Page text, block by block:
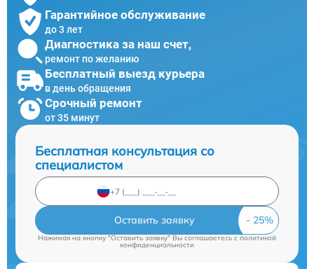
Гарантийное обслуживание
до 3 лет
Диагностика за наш счет,
ремонт по желанию
Бесплатный выезд курьера
в день обращения
Срочный ремонт
от 35 минут
Бесплатная консультация со
специалистом
Оставить заявку
Нажимая на кнопку "Оставить заявку" Вы соглашаетесь cполитикой
конфиденциальности